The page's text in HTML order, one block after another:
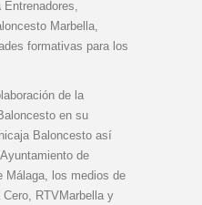
Marbella,
formativas para los
de la
en su
Baloncesto así
de
Málaga, los medios de
RTVMarbella y